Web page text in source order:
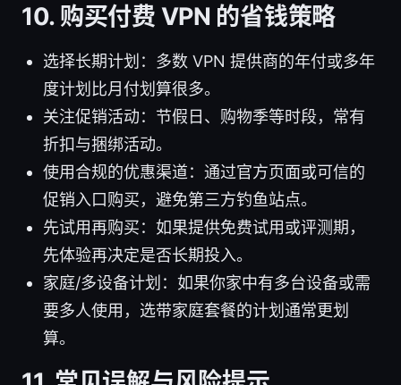
10. 购买付费 VPN 的省钱策略
选择长期计划：多数 VPN 提供商的年付或多年
度计划比月付划算很多。
关注促销活动：节假日、购物季等时段，常有
折扣与捆绑活动。
使用合规的优惠渠道：通过官方页面或可信的
促销入口购买，避免第三方钓鱼站点。
先试用再购买：如果提供免费试用或评测期，
先体验再决定是否长期投入。
家庭/多设备计划：如果你家中有多台设备或需
要多人使用，选带家庭套餐的计划通常更划
算。